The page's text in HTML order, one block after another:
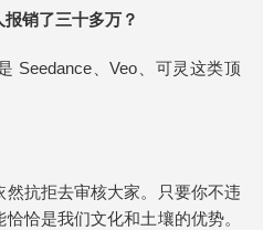
报销了三十多万？
Seedance、Veo、可灵这类顶
然抗拒去审核大家。只要你不违
恰是我们文化和土壤的优势。